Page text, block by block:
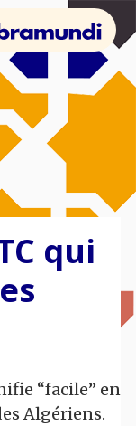
qui
“facile” en
Algériens.